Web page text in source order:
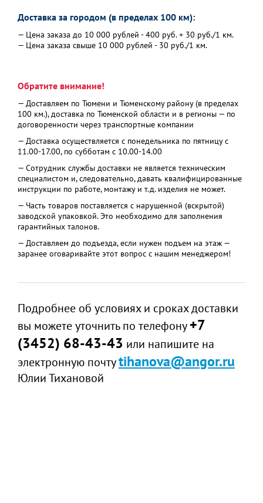
Доставка за городом (в пределах 100 км):
— Цена заказа до 10 000 рублей - 400 руб. + 30 руб./1 км.
— Цена заказа свыше 10 000 рублей - 30 руб./1 км.
Обратите внимание!
— Доставляем по Тюмени и Тюменскому району (в пределах
100 км.), доставка по Тюменской области и в регионы — по
договоренности через транспортные компании
— Доставка осуществляется с понедельника по пятницу с
11.00-17.00, по субботам с 10.00-14.00
— Сотрудник службы доставки не является техническим
специалистом и, следовательно, давать квалифицированные
инструкции по работе, монтажу и т.д. изделия не может.
— Часть товаров поставляется с нарушенной (вскрытой)
заводской упаковкой. Это необходимо для заполнения
гарантийных талонов.
— Доставляем до подъезда, если нужен подъем на этаж —
заранее оговаривайте этот вопрос с нашим менеджером!
Подробнее об условиях и сроках доставки
вы можете уточнить по телефону+7
(3452) 68-43-43 или напишите на
электронную почтуtihanova@angor.ru
Юлии Тихановой